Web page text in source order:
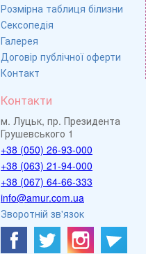
Розмірна таблиця білизни
Сексопедія
Галерея
Договір публічної оферти
Контакт
Контакти
м. Луцьк, пр. Президента
Грушевського 1
+38 (050) 26-93-000
+38 (063) 21-94-000
+38 (067) 64-66-333
info@amur.com.ua
Зворотній зв'язок